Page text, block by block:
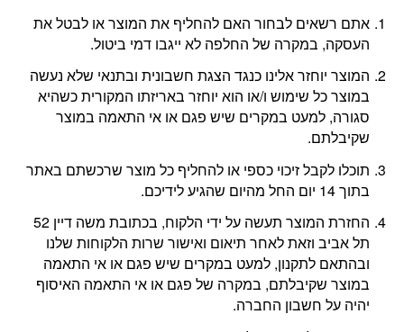
אתם רשאים לבחור האם להחליף את המוצר או לבטל את
העסקה, במקרה של החלפה לא ייגבו דמי ביטול.
המוצר יוחזר אלינו כנגד הצגת חשבונית ובתנאי שלא נעשה
במוצר כל שימוש ו/או הוא יוחזר באריזתו המקורית כשהיא
סגורה, למעט במקרים שיש פגם או אי התאמה במוצר
שקיבלתם.
תוכלו לקבל זיכוי כספי או להחליף כל מוצר שרכשתם באתר
בתוך 14 יום החל מהיום שהגיע לידיכם.
החזרת המוצר תעשה על ידי הלקוח, בכתובת משה דיין 52
תל אביב וזאת לאחר תיאום ואישור שרות הלקוחות שלנו
ובהתאם לתקנון, למעט במקרים שיש פגם או אי התאמה
במוצר שקיבלתם, במקרה של פגם או אי התאמה האיסוף
יהיה על חשבון החברה.